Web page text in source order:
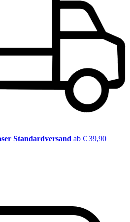
Standardversand ab € 39,90